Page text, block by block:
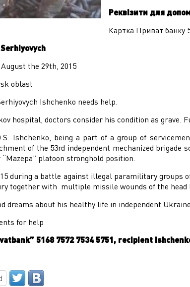
Реквізити для
Картка Приват банку
the 29th, 2015
oblast
Ishchenko needs help.
hospital, doctors consider his condition as grave.
Ishchenko, being a part of a group of
of the 53rd independent mechanized
platoon stronghold position.
during a battle against illegal paramilitary groups
together with multiple missile wounds of the head
dreams about his healthy life in independent
for help
5168 7572 7534 5751, recipient